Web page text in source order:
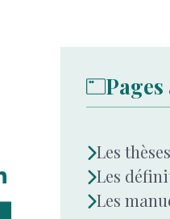
Pages
Les thèses
Les
Les